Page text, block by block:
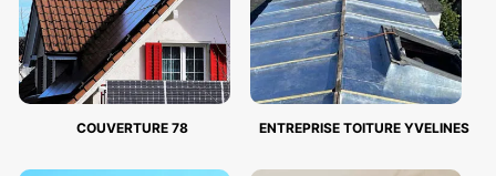
COUVERTURE 78 ENTREPRISE TOITURE YVELINES